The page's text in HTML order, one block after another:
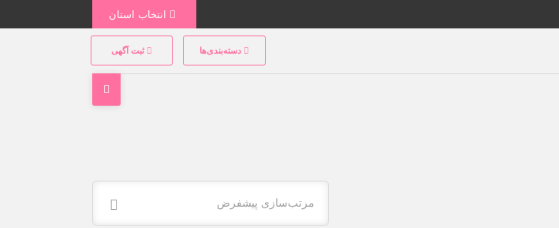
دسته‌بندی‌ها ثبت آگهی
مرتب‌سازی پیشفرض